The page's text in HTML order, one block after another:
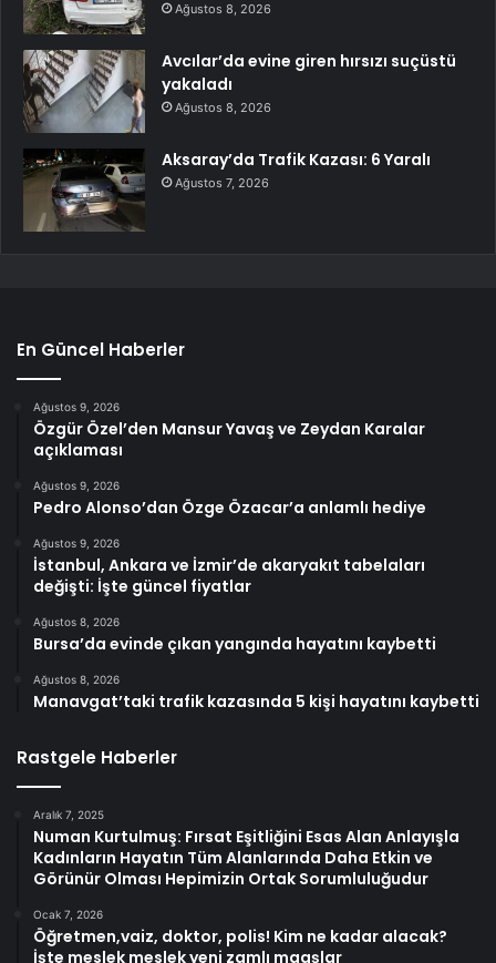
Ağustos 8, 2026
Avcılar’da evine giren hırsızı suçüstü
yakaladı
Ağustos 8, 2026
Aksaray’da Trafik Kazası: 6 Yaralı
Ağustos 7, 2026
En Güncel Haberler
Ağustos 9, 2026
Özgür Özel’den Mansur Yavaş ve Zeydan Karalar
açıklaması
Ağustos 9, 2026
Pedro Alonso’dan Özge Özacar’a anlamlı hediye
Ağustos 9, 2026
İstanbul, Ankara ve İzmir’de akaryakıt tabelaları
değişti: İşte güncel fiyatlar
Ağustos 8, 2026
Bursa’da evinde çıkan yangında hayatını kaybetti
Ağustos 8, 2026
Manavgat’taki trafik kazasında 5 kişi hayatını kaybetti
Rastgele Haberler
Aralık 7, 2025
Numan Kurtulmuş: Fırsat Eşitliğini Esas Alan Anlayışla
Kadınların Hayatın Tüm Alanlarında Daha Etkin ve
Görünür Olması Hepimizin Ortak Sorumluluğudur
Ocak 7, 2026
Öğretmen,vaiz, doktor, polis! Kim ne kadar alacak?
İşte meslek meslek yeni zamlı maaşlar